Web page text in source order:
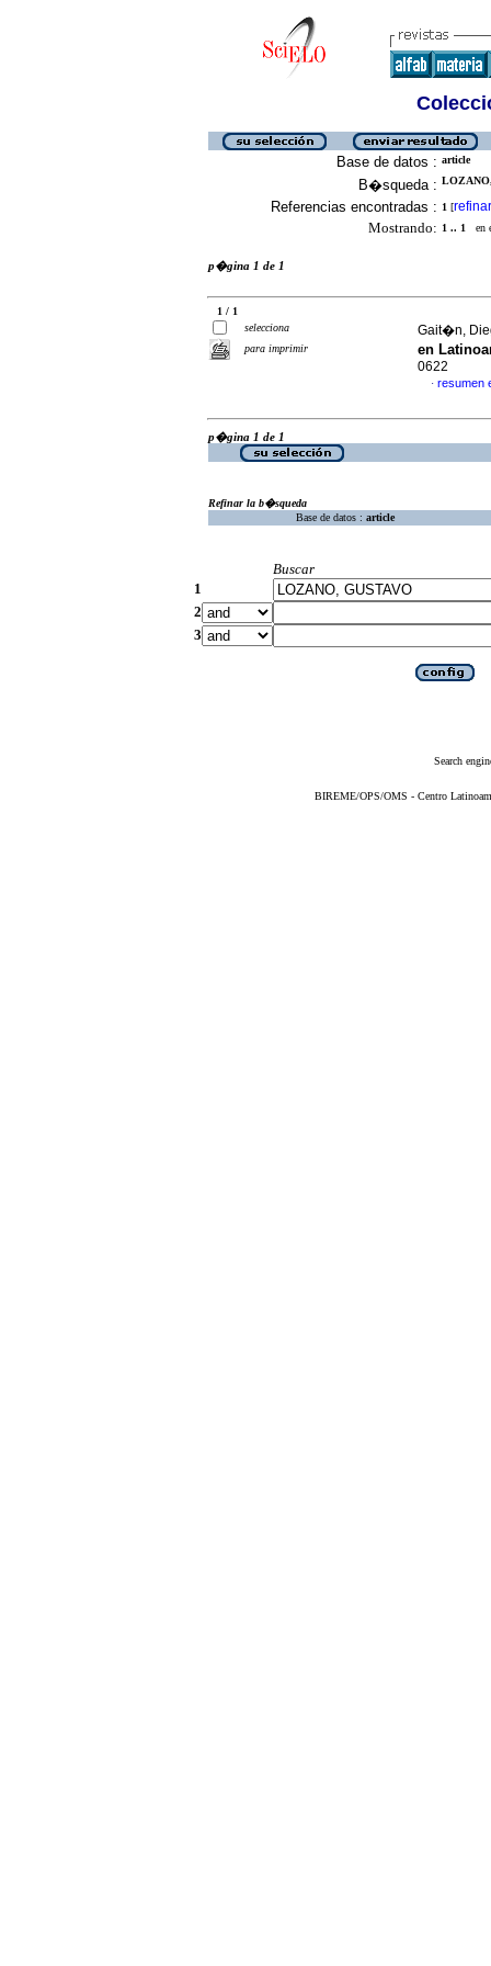
Base de datos : article
B�squeda :
Referencias encontradas : 1 [refinar
Mostrando: 1 .. 1 en
p�gina 1 de 1
1 / 1
selecciona
para imprimir
Gait�n,
en
0622
· resumen
p�gina 1 de 1
Refinar la b�squeda
Base de datos : article
Buscar
1
2
3
Search
BIREME/OPS/OMS - Centro